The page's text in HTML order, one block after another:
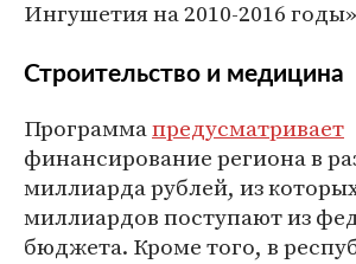
Ингушетия на 2010-2016
Строительство и медицина
Программапредусматривает
финансирование региона в
миллиарда рублей, из
миллиардов поступают из
бюджета. Кроме того, в